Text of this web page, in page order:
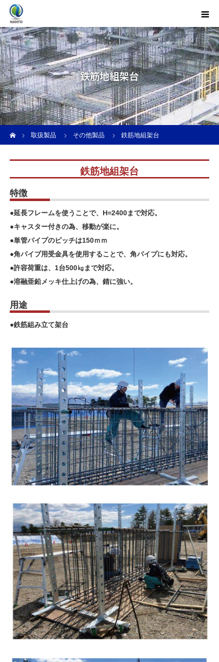
鉄筋地組架台
取扱製品
その他製品 鉄筋地組架台
鉄筋地組架台
特徴
●延長フレームを使うことで、H=2400まで対応。
●キャスター付きの為、移動が楽に。
●単管パイプのピッチは150ｍｍ
●角パイプ用受金具を使用することで、角パイプにも対応。
●許容荷重は、1台500㎏まで対応。
●溶融亜鉛メッキ仕上げの為、錆に強い。
用途
●鉄筋組み立て架台